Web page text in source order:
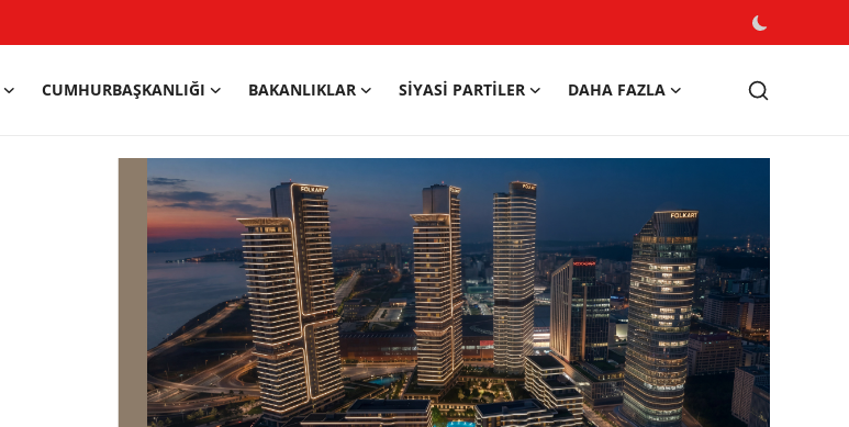
CUMHURBAŞKANLIĞI BAKANLIKLAR SIYASI PARTILER DAHA FAZLA